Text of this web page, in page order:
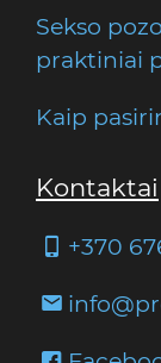
Sekso
praktiniai
Kaip
Kontaktai
+370